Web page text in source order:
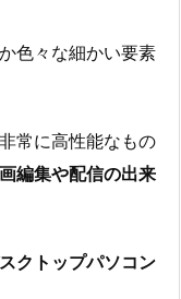
色々な細かい要素
常に高性能なもの
編集や配信の出来
クトップパソコン